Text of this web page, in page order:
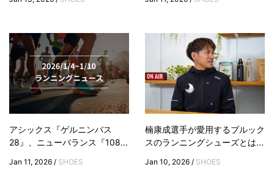
アシックス『ゲルニンバス
28』、ニューバランス『108...
Jan 11, 2026 / SHOES
楠康成選手が愛用するブルック
スのランニングシューズとは...
Jan 10, 2026 / SHOES